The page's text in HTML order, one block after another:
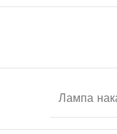
Лампа